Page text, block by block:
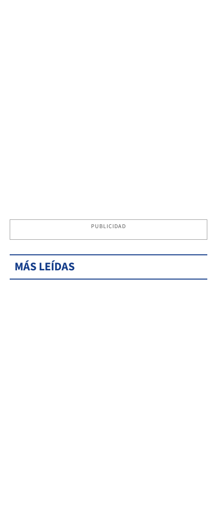
PUBLICIDAD
MÁS LEÍDAS